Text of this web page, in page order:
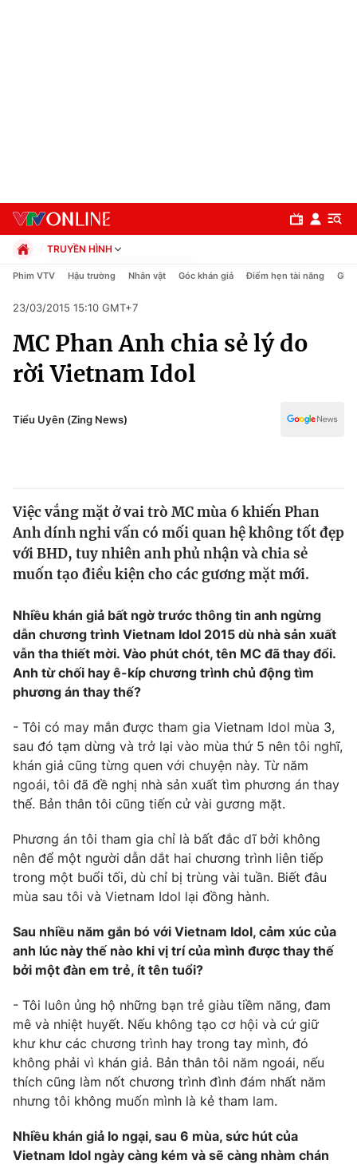
Chuyên mục
Chính trị
Y tế
Thế giới
Tin tức
Thế giới đó đây
Câu chuyện quốc tế
Tài chính
Thị trường
Góc doanh nghiệp
Dữ liệu và đời sống
Truyền hình
Phim VTV
Hậu trường
Nhân vật
Giải sao mai
Giải trí
Điện ảnh
Âm nhạc
Sao
Đời sống
Du lịch
Làm đẹp
Chất lượng cuộc sống
Tuyển sinh
Học trực tuyến
Công nghệ
Hitech Công nghệ tương lai
Sản phẩm
Thị trường
Tư vấn
Lịch phát sóng
Chuyên mục khác
Emagazine Podcast
Photo Infographic
Video Shorts video
TRUYỀN HÌNH
Chính trị
Pháp luật
Kinh tế
Thể thao
Truyền hình
Y tế
Phim VTV Hậu trường Nhân vật Góc khán giả Điểm hẹn tài năng Giải
23/03/2015 15:10 GMT+7
MC Phan Anh chia sẻ lý do
rời Vietnam Idol
Tiểu Uyên (Zing News)
Việc vắng mặt ở vai trò MC mùa 6 khiến Phan
Anh dính nghi vấn có mối quan hệ không tốt đẹp
với BHD, tuy nhiên anh phủ nhận và chia sẻ
muốn tạo điều kiện cho các gương mặt mới.
Nhiều khán giả bất ngờ trước thông tin anh ngừng
dẫn chương trình Vietnam Idol 2015 dù nhà sản xuất
vẫn tha thiết mời. Vào phút chót, tên MC đã thay đổi.
Anh từ chối hay ê-kíp chương trình chủ động tìm
phương án thay thế?
- Tôi có may mắn được tham gia Vietnam Idol mùa 3,
sau đó tạm dừng và trở lại vào mùa thứ 5 nên tôi nghĩ,
khán giả cũng từng quen với chuyện này. Từ năm
ngoái, tôi đã đề nghị nhà sản xuất tìm phương án thay
thế. Bản thân tôi cũng tiến cử vài gương mặt.
Phương án tôi tham gia chỉ là bất đắc dĩ bởi không
nên để một người dẫn dắt hai chương trình liên tiếp
trong một buổi tối, dù chỉ bị trùng vài tuần. Biết đâu
mùa sau tôi và Vietnam Idol lại đồng hành.
Sau nhiều năm gắn bó với Vietnam Idol, cảm xúc của
anh lúc này thế nào khi vị trí của mình được thay thế
bởi một đàn em trẻ, ít tên tuổi?
- Tôi luôn ủng hộ những bạn trẻ giàu tiềm năng, đam
mê và nhiệt huyết. Nếu không tạo cơ hội và cứ giữ
khư khư các chương trình hay trong tay mình, đó
không phải vì khán giả. Bản thân tôi năm ngoái, nếu
thích cũng làm nốt chương trình đình đám nhất năm
nhưng tôi không muốn mình là kẻ tham lam.
Nhiều khán giả lo ngại, sau 6 mùa, sức hút của
Vietnam Idol ngày càng kém và sẽ càng nhàm chán